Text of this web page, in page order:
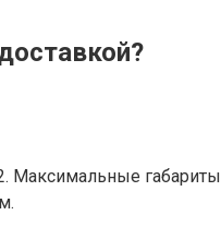
Максимальные габариты